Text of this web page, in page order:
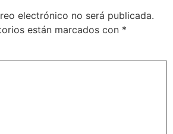
electrónico no será publicada.
están marcados con *